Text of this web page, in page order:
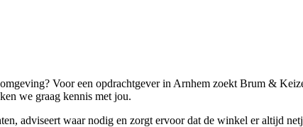
Voor een opdrachtgever in Arnhem zoekt Brum &
we graag kennis met jou.
adviseert waar nodig en zorgt ervoor dat de winkel er altijd